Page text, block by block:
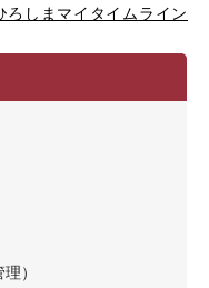
ろしまマイタイムライン
）